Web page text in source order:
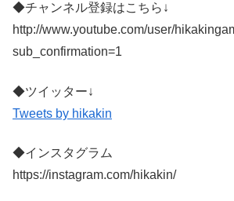
◆チャンネル登録はこちら↓
http://www.youtube.com/user/
sub_confirmation=1
◆ツイッター↓
Tweets by hikakin
◆インスタグラム
https://instagram.com/hikakin/